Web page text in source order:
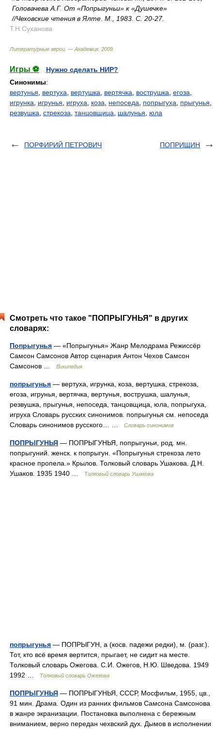
Головачева А.Г. От «Попрыгуньи» к «Душечке»
//Чеховские чтения в Ялте. М., 1983. С. 20-27.
Т.Н.Суханова
Литературные герои. — Академик. 2009
Игры ⚽
Нужно сделать НИР?
Синонимы:
вертунья
вертуха вертушка вертячка вострушка егоза
игрунка
игрунья игруха коза непоседа попрыгуха прыгунья
резвушка стрекоза танцовщица шалунья юла
ПОРФИРИЙ ПЕТРОВИЧ ПОПРИЩИН
Смотреть что такое "ПОПРЫГУНЬЯ" в других
словарях:
Попрыгунья — «Попрыгунья» Жанр Мелодрама Режиссёр
Самсон Самсонов Автор сценария Антон Чехов Самсон
Самсонов …
Википедия
попрыгунья — вертуха, игрунка, коза, вертушка, стрекоза,
егоза, игрунья, вертячка, вертунья, вострушка, шалунья,
резвушка, прыгунья, непоседа, танцовщица, юла, попрыгуха,
игруха Словарь русских синонимов. попрыгунья см. непоседа
Словарь синонимов русского… …
Словарь синонимов
ПОПРЫГУНЬЯ — ПОПРЫГУНЬЯ, попрыгуньи, род. мн.
попрыгуний. женск. к попрыгун. «Попрыгунья стрекоза лето
красное пропела.» Крылов. Толковый словарь Ушакова. Д.Н.
Ушаков. 1935 1940 …
Толковый словарь Ушакова
попрыгунья — ПОПРЫГУН, а (косв. падежи редки), м. (разг.).
Тот, кто всё время вертится, прыгает, не сидит на месте.
Толковый словарь Ожегова. С.И. Ожегов, Н.Ю. Шведова. 1949
1992 …
Толковый словарь Ожегова
ПОПРЫГУНЬЯ — ПОПРЫГУНЬЯ, СССР, Мосфильм, 1955, цв.,
91 мин. Драма. Один из ранних фильмов Самсона Самсонова
в жанре экранизации. Постановка выполнена с бережным
вниманием, верно передан чехвский дух. Дымов в исполнении